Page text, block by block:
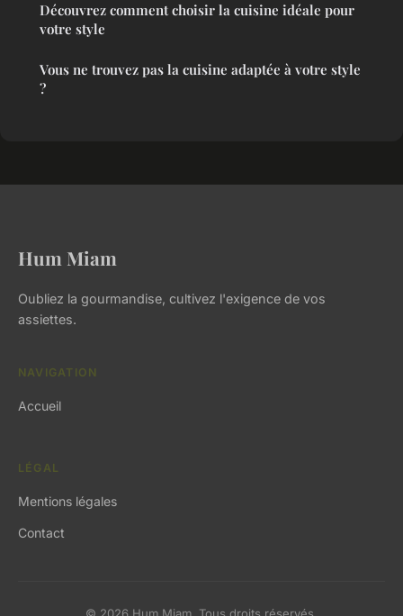
Découvrez comment choisir la cuisine idéale pour
votre style
Vous ne trouvez pas la cuisine adaptée à votre style
?
Hum Miam
Oubliez la gourmandise, cultivez l'exigence de vos
assiettes.
NAVIGATION
Accueil
LÉGAL
Mentions légales
Contact